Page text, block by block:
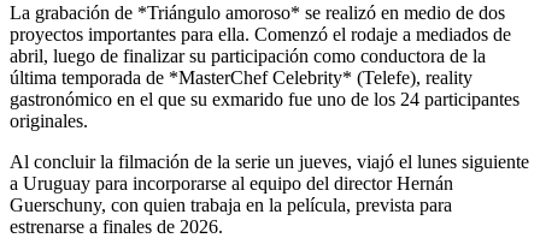
La grabación de *Triángulo amoroso* se realizó en medio de dos
proyectos importantes para ella. Comenzó el rodaje a mediados de
abril, luego de finalizar su participación como conductora de la
última temporada de *MasterChef Celebrity* (Telefe), reality
gastronómico en el que su exmarido fue uno de los 24 participantes
originales.
Al concluir la filmación de la serie un jueves, viajó el lunes siguiente
a Uruguay para incorporarse al equipo del director Hernán
Guerschuny, con quien trabaja en la película, prevista para
estrenarse a finales de 2026.